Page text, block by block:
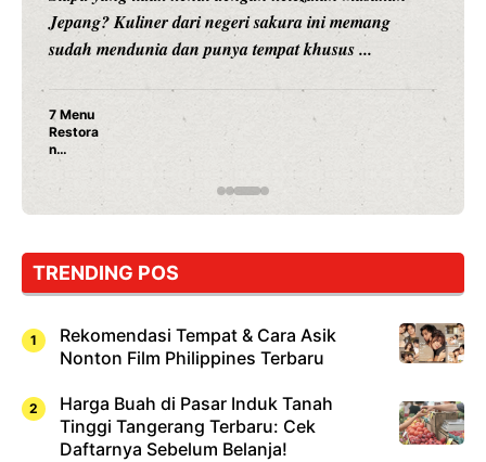
Jepang? Kuliner dari negeri sakura ini memang
sudah mendunia dan punya tempat khusus ...
7 Menu
Restora
n
Jepang
yang
Dicoba,
Cuma
Sushi!
TRENDING POS
Rekomendasi Tempat & Cara Asik
Nonton Film Philippines Terbaru
Harga Buah di Pasar Induk Tanah
Tinggi Tangerang Terbaru: Cek
Daftarnya Sebelum Belanja!